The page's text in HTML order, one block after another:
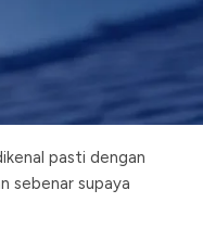
pasti dengan
sebenar supaya